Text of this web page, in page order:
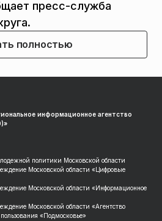
пресс-служба
полностью
информационное агентство
политики Московской области
Московской области «Цифровые
Московской области «Информационное
Московской области «Агентство
«Подмосковье»